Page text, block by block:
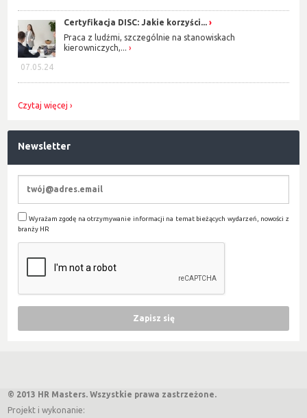
07.05.24
Certyfikacja DISC: Jakie korzyści...
Praca z ludźmi, szczególnie na stanowiskach
kierowniczych,...
Czytaj więcej
Newsletter
Wyrażam zgodę na otrzymywanie informacji na temat bieżących wydarzeń, nowości z
branży HR
© 2013 HR Masters. Wszystkie prawa zastrzeżone.
Projekt i wykonanie: